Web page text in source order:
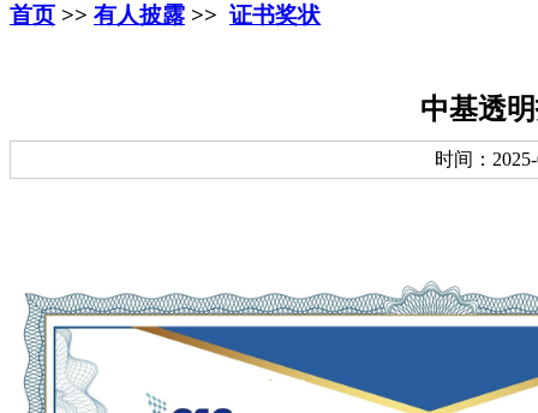
首页 >> 有人披露 >> 证书奖状
中基透
时间：